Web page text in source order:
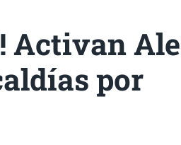
Activan
por